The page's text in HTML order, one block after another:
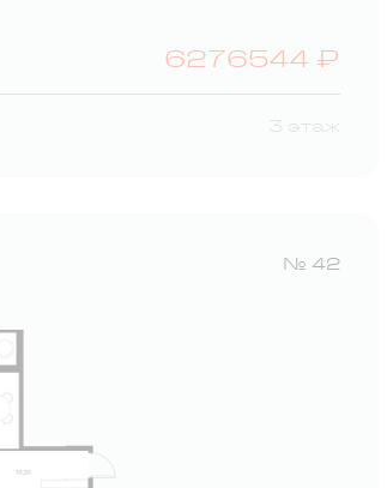
6276544 ₽
3 этаж
№ 42